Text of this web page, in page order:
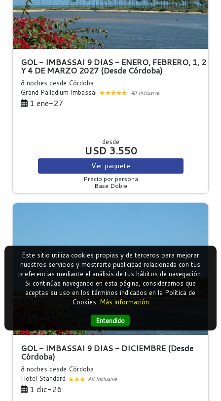
GOL - IMBASSAI 9 DIAS - ENERO, FEBRERO, 1, 2
Y 4 DE MARZO 2027 (Desde Córdoba)
8 noches desde Córdoba
Grand Palladium Imbassai
All Inclusive
1 ene-27
desde
USD 3.550
Ver paquete
Precio por persona
Base Doble
GOL - IMBASSAI 9 DIAS - DICIEMBRE (Desde
Córdoba)
8 noches desde Córdoba
Hotel Standard
All Inclusive
1 dic-26
Este sitio utiliza cookies propias y de terceros para mejorar
nuestros servicios y mostrarte publicidad relacionada con tus
preferencias mediante el análisis de tus hábitos de navegación.
Si continúas navegando en esta página, consideramos que
aceptas su uso en los términos indicados en la Política de
Cookies. Más información
Entendido